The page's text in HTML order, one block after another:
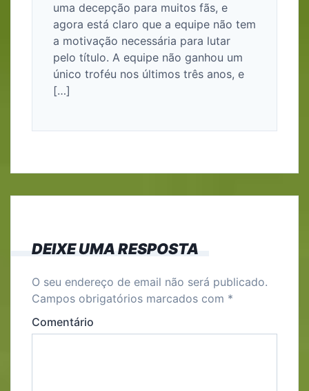
uma decepção para muitos fãs, e
agora está claro que a equipe não tem
a motivação necessária para lutar
pelo título. A equipe não ganhou um
único troféu nos últimos três anos, e
[…]
DEIXE UMA RESPOSTA
O seu endereço de email não será publicado.
Campos obrigatórios marcados com *
Comentário